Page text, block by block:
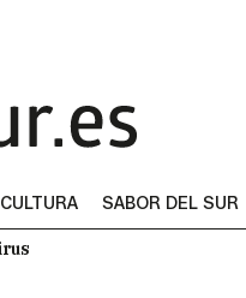
CULTURA SABOR DEL SUR